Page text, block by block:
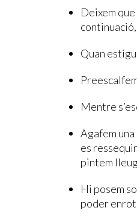
Deixem
Quan
Mentre
Agafem
es
pintem
Hi posem
poder